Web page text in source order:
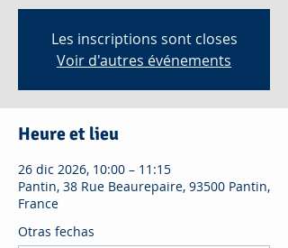
Les inscriptions sont closes
Voir d'autres événements
Heure et lieu
26 dic 2026, 10:00 – 11:15
Pantin, 38 Rue Beaurepaire, 93500 Pantin,
France
Otras fechas